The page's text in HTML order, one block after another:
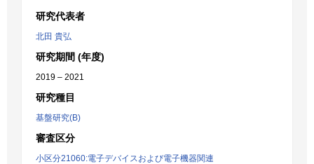
研究代表者
北田 貴弘
研究期間 (年度)
2019 – 2021
研究種目
基盤研究(B)
審査区分
小区分21060:電子デバイスおよび電子機器関連